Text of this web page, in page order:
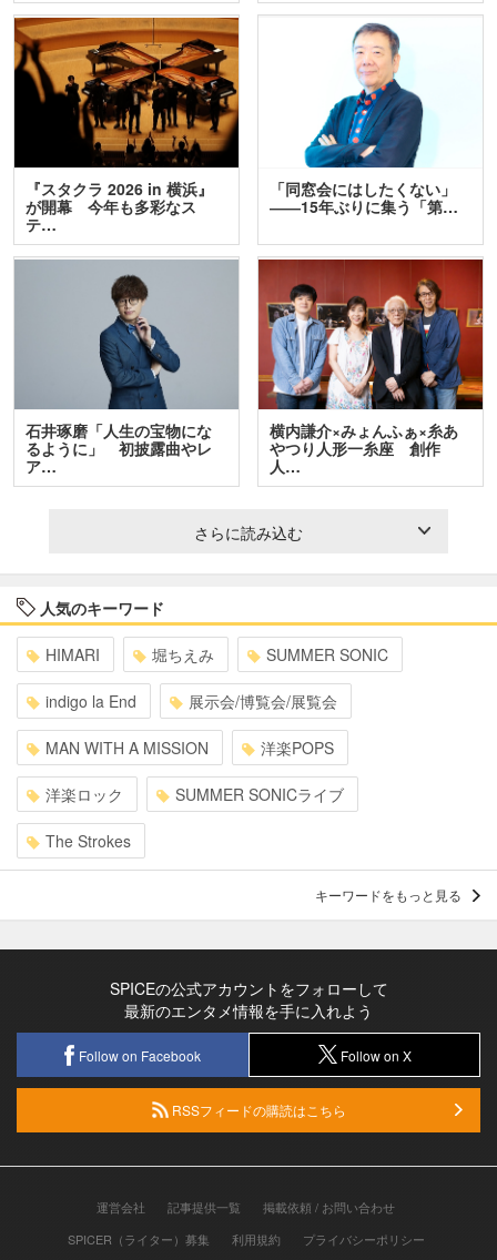
『スタクラ 2026 in 横浜』
が開幕 今年も多彩なス
テ…
「同窓会にはしたくない」
――15年ぶりに集う「第…
石井琢磨「人生の宝物にな
るように」 初披露曲やレ
ア…
横内謙介×みょんふぁ×糸あ
やつり人形一糸座 創作
人…
さらに読み込む
人気のキーワード
HIMARI 堀ちえみ SUMMER SONIC
indigo la End 展示会/博覧会/展覧会
MAN WITH A MISSION 洋楽POPS
洋楽ロック SUMMER SONICライブ
The Strokes
キーワードをもっと見る
SPICEの公式アカウントをフォローして
最新のエンタメ情報を手に入れよう
Follow on Facebook Follow on X
RSSフィードの購読はこちら
運営会社 記事提供一覧
掲載依頼 / お問い合わせ
SPICER（ライター）募集
利用規約 プライバシーポリシー